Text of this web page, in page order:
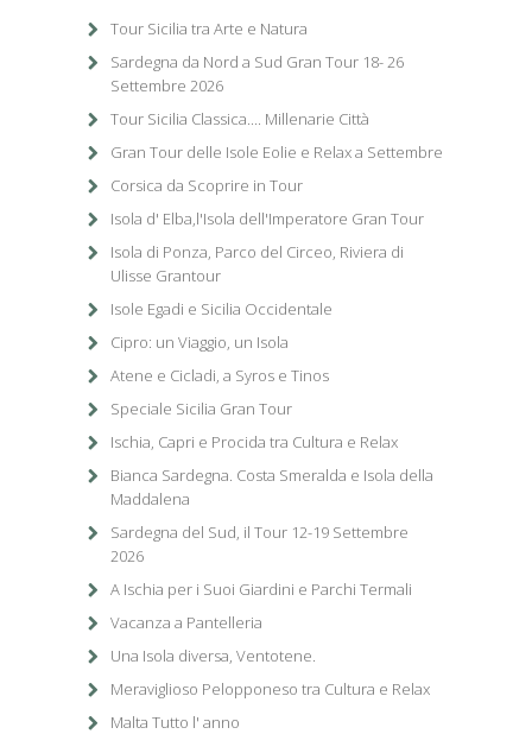
Tour Sicilia tra Arte e Natura
Sardegna da Nord a Sud Gran Tour 18- 26
Settembre 2026
Tour Sicilia Classica.... Millenarie Città
Gran Tour delle Isole Eolie e Relax a Settembre
Corsica da Scoprire in Tour
Isola d' Elba,l'Isola dell'Imperatore Gran Tour
Isola di Ponza, Parco del Circeo, Riviera di
Ulisse Grantour
Isole Egadi e Sicilia Occidentale
Cipro: un Viaggio, un Isola
Atene e Cicladi, a Syros e Tinos
Speciale Sicilia Gran Tour
Ischia, Capri e Procida tra Cultura e Relax
Bianca Sardegna. Costa Smeralda e Isola della
Maddalena
Sardegna del Sud, il Tour 12-19 Settembre
2026
A Ischia per i Suoi Giardini e Parchi Termali
Vacanza a Pantelleria
Una Isola diversa, Ventotene.
Meraviglioso Pelopponeso tra Cultura e Relax
Malta Tutto l' anno